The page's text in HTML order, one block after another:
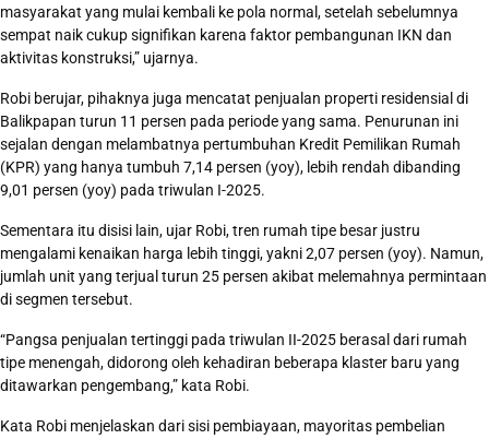
masyarakat yang mulai kembali ke pola normal, setelah sebelumnya
sempat naik cukup signifikan karena faktor pembangunan IKN dan
aktivitas konstruksi,” ujarnya.
Robi berujar, pihaknya juga mencatat penjualan properti residensial di
Balikpapan turun 11 persen pada periode yang sama. Penurunan ini
sejalan dengan melambatnya pertumbuhan Kredit Pemilikan Rumah
(KPR) yang hanya tumbuh 7,14 persen (yoy), lebih rendah dibanding
9,01 persen (yoy) pada triwulan I-2025.
Sementara itu disisi lain, ujar Robi, tren rumah tipe besar justru
mengalami kenaikan harga lebih tinggi, yakni 2,07 persen (yoy). Namun,
jumlah unit yang terjual turun 25 persen akibat melemahnya permintaan
di segmen tersebut.
“Pangsa penjualan tertinggi pada triwulan II-2025 berasal dari rumah
tipe menengah, didorong oleh kehadiran beberapa klaster baru yang
ditawarkan pengembang,” kata Robi.
Kata Robi menjelaskan dari sisi pembiayaan, mayoritas pembelian